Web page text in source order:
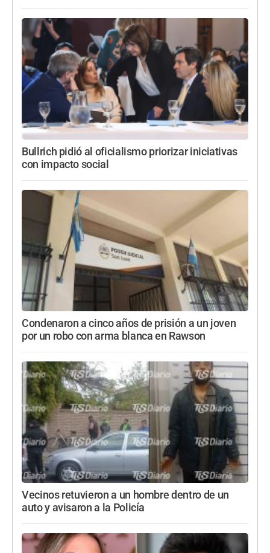
Bullrich pidió al oficialismo priorizar iniciativas
con impacto social
Condenaron a cinco años de prisión a un joven
por un robo con arma blanca en Rawson
Vecinos retuvieron a un hombre dentro de un
auto y avisaron a la Policía